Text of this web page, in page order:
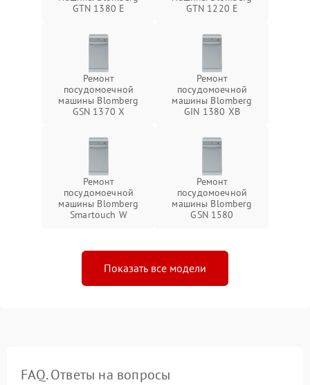
GTN 1380 E
GTN 1220 E
Ремонт
посудомоечной
машины Blomberg
GSN 1370 X
Ремонт
посудомоечной
машины Blomberg
GIN 1380 XB
Ремонт
посудомоечной
машины Blomberg
Smartouch W
Ремонт
посудомоечной
машины Blomberg
GSN 1580
Показать все модели
FAQ. Ответы на вопросы